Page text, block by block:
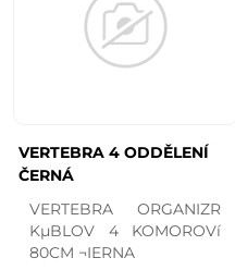
VERTEBRA 4 ODDĚLENÍ
ČERNÁ
VERTEBRA ORGANIZR
KµBLOV 4 KOMOROVí
80CM ¬IERNA